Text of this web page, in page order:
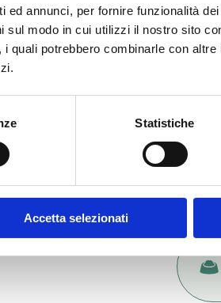
annunci, per fornire funzionalità
sul modo in cui utilizzi il nostro sito
quali potrebbero combinarle con
Statistiche
Accetta selezionati